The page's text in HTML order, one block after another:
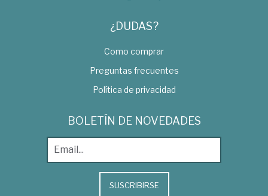
¿DUDAS?
Como comprar
Preguntas frecuentes
Política de privacidad
BOLETÍN DE NOVEDADES
SUSCRIBIRSE